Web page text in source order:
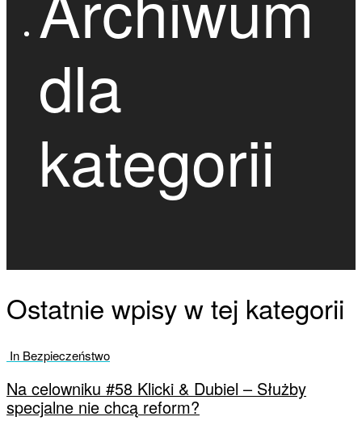
dla
kategorii
Ostatnie wpisy w tej kategorii
In Bezpieczeństwo
Na celowniku #58 Klicki & Dubiel – Służby
specjalne nie chcą reform?